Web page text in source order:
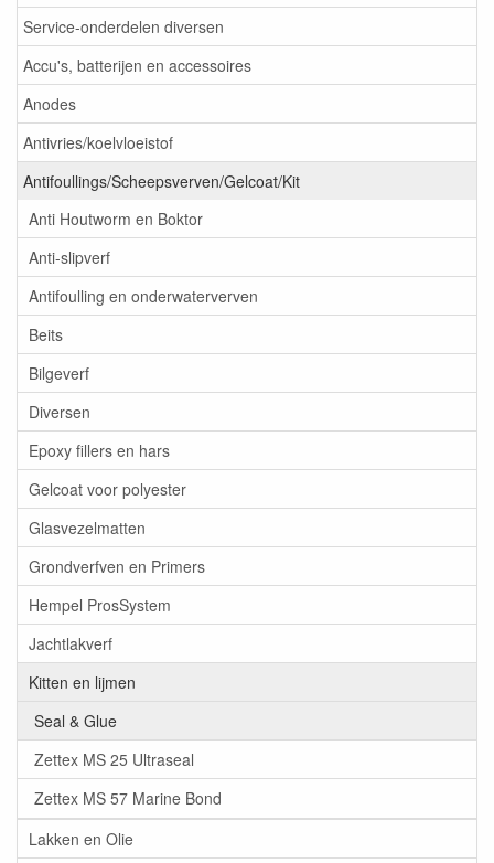
Service-onderdelen diversen
Accu's, batterijen en accessoires
Anodes
Antivries/koelvloeistof
Antifoullings/Scheepsverven/Gelcoat/Kit
Anti Houtworm en Boktor
Anti-slipverf
Antifoulling en onderwaterverven
Beits
Bilgeverf
Diversen
Epoxy fillers en hars
Gelcoat voor polyester
Glasvezelmatten
Grondverfven en Primers
Hempel ProsSystem
Jachtlakverf
Kitten en lijmen
Seal & Glue
Zettex MS 25 Ultraseal
Zettex MS 57 Marine Bond
Lakken en Olie